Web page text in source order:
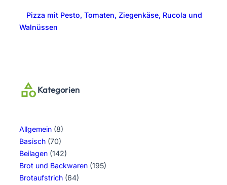
Pizza mit Pesto, Tomaten, Ziegenkäse, Rucola und
Walnüssen
Kategorien
Allgemein (8)
Basisch (70)
Beilagen (142)
Brot und Backwaren (195)
Brotaufstrich (64)